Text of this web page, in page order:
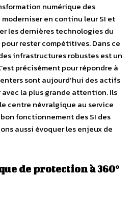
numérique des
en continu leur SI et
les dernières technologies du
pour rester compétitives. Dans ce
infrastructures robustes est un
précisément pour répondre à
sont aujourd’hui des actifs
la plus grande attention. Ils
centre névralgique au service
fonctionnement des SI des
aussi évoquer les enjeux de
de protection à 360°